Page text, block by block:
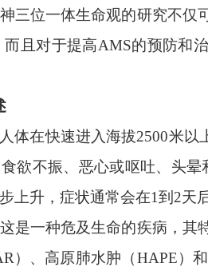
三位一体生命观的研究不
且对于提高AMS的预防和
体在快速进入海拔2500米以
欲不振、恶心或呕吐、头
上升，症状通常会在1到2天
是一种危及生命的疾病，
）、高原肺水肿（HAPE）